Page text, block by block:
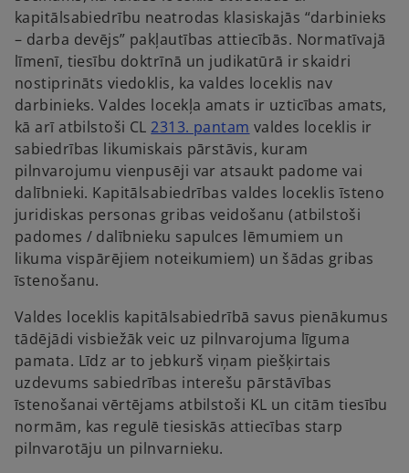
kapitālsabiedrību neatrodas klasiskajās “darbinieks
– darba devējs” pakļautības attiecībās. Normatīvajā
līmenī, tiesību doktrīnā un judikatūrā ir skaidri
nostiprināts viedoklis, ka valdes loceklis nav
darbinieks. Valdes locekļa amats ir uzticības amats,
kā arī atbilstoši CL 2313. pantam o
p
e
n
s
i
n
e
w
t
a
b
valdes loceklis ir
sabiedrības likumiskais pārstāvis, kuram
pilnvarojumu vienpusēji var atsaukt padome vai
dalībnieki. Kapitālsabiedrības valdes loceklis īsteno
juridiskas personas gribas veidošanu (atbilstoši
padomes / dalībnieku sapulces lēmumiem un
likuma vispārējiem noteikumiem) un šādas gribas
īstenošanu.
Valdes loceklis kapitālsabiedrībā savus pienākumus
tādējādi visbiežāk veic uz pilnvarojuma līguma
pamata. Līdz ar to jebkurš viņam piešķirtais
uzdevums sabiedrības interešu pārstāvības
īstenošanai vērtējams atbilstoši KL un citām tiesību
normām, kas regulē tiesiskās attiecības starp
pilnvarotāju un pilnvarnieku.